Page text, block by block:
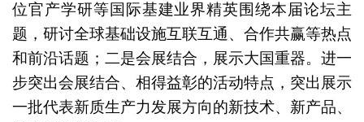
位官产学研等国际基建业界精英围绕本届论坛主
题，研讨全球基础设施互联互通、合作共赢等热点
和前沿话题；二是会展结合，展示大国重器。进一
步突出会展结合、相得益彰的活动特点，突出展示
一批代表新质生产力发展方向的新技术、新产品、